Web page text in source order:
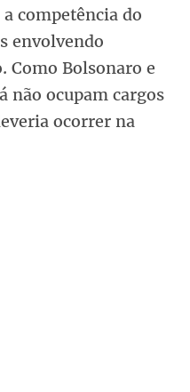
competência do
envolvendo
Como Bolsonaro e
não ocupam cargos
ocorrer na